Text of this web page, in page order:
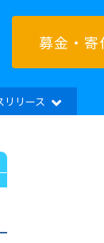
募金・寄
リリース